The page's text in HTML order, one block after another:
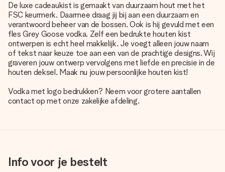
De luxe cadeaukist is gemaakt van duurzaam hout met het
FSC keurmerk. Daarmee draag jij bij aan een duurzaam en
verantwoord beheer van de bossen. Ook is hij gevuld met een
fles Grey Goose vodka. Zelf een bedrukte houten kist
ontwerpen is echt heel makkelijk. Je voegt alleen jouw naam
of tekst naar keuze toe aan een van de prachtige designs. Wij
graveren jouw ontwerp vervolgens met liefde en precisie in de
houten deksel. Maak nu jouw persoonlijke houten kist!
Vodka met logo bedrukken? Neem voor grotere aantallen
contact op met onze zakelijke afdeling.
Info voor je bestelt